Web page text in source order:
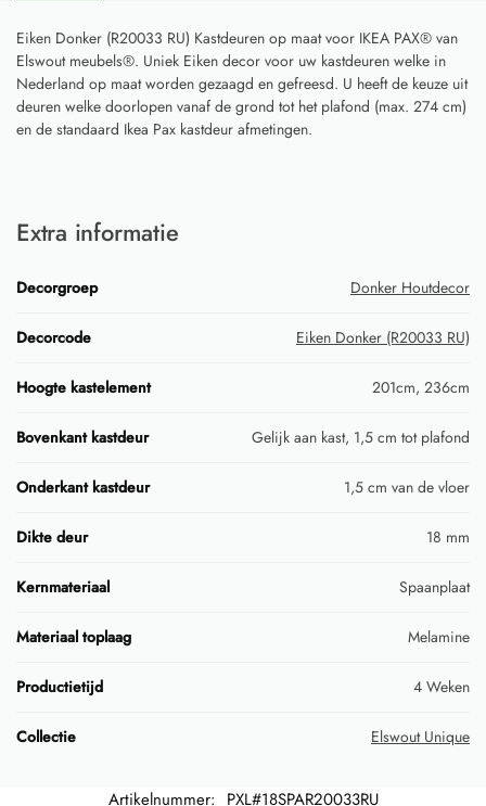
Eiken Donker (R20033 RU) Kastdeuren op maat voor IKEA PAX® van
Elswout meubels®. Uniek Eiken decor voor uw kastdeuren welke in
Nederland op maat worden gezaagd en gefreesd. U heeft de keuze uit
deuren welke doorlopen vanaf de grond tot het plafond (max. 274 cm)
en de standaard Ikea Pax kastdeur afmetingen.
Extra informatie
Decorgroep Donker Houtdecor
Decorcode Eiken Donker (R20033 RU)
Hoogte kastelement 201cm, 236cm
Bovenkant kastdeur Gelijk aan kast, 1,5 cm tot plafond
Onderkant kastdeur 1,5 cm van de vloer
Dikte deur 18 mm
Kernmateriaal Spaanplaat
Materiaal toplaag Melamine
Productietijd 4 Weken
Collectie Elswout Unique
Artikelnummer: PXL#18SPAR20033RU